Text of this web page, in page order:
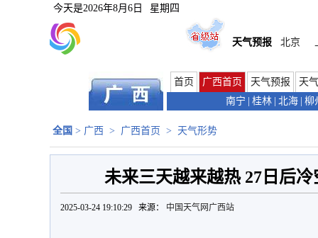
今天是2026年8月6日 星期四
天气预报 北京
首页 广西首页 天气预报
天
南宁
桂林 北海 柳
全国 > 广西 > 广西首页 > 天气形势
未来三天越来越热 27日后
2025-03-24 19:10:29 来源： 中国天气网广西站